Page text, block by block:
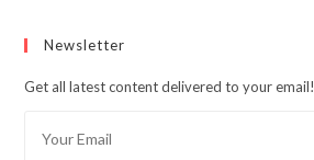
Newsletter
Get all latest content delivered to your email!